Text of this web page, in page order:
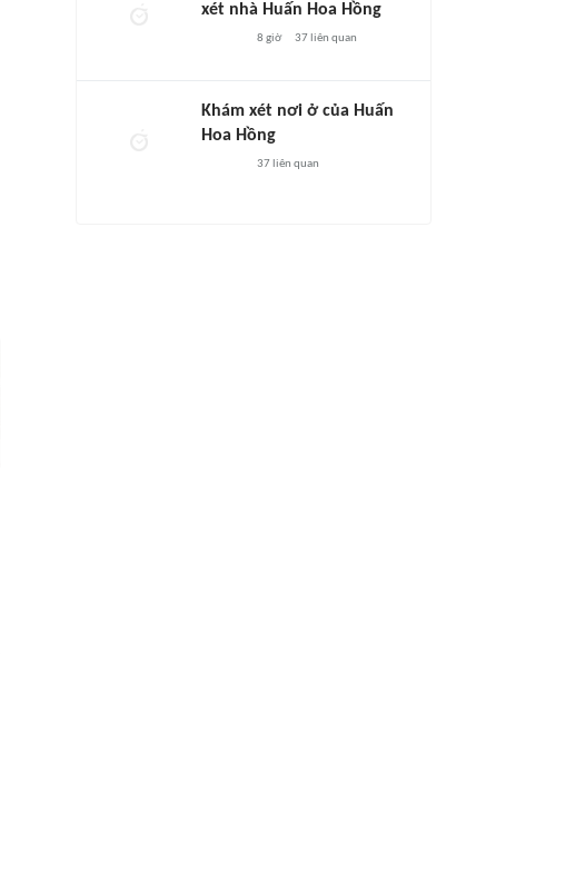
xét nhà Huấn Hoa Hồng
8 giờ 37liên quan
Khám xét nơi ở của Huấn
Hoa Hồng
37liên quan